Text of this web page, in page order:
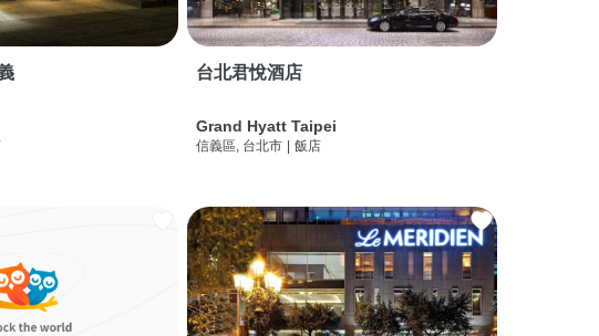
台北君悅酒店
Grand Hyatt Taipei
信義區, 台北市 飯店